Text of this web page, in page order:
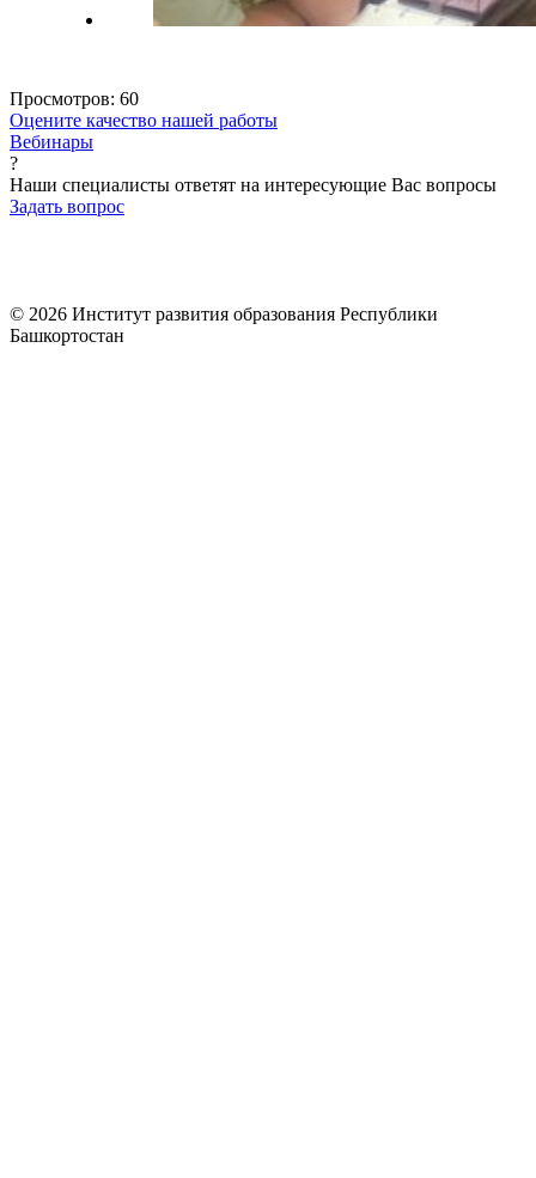
Просмотров: 60
Оцените качество нашей работы
Вебинары
?
Наши специалисты ответят на интересующие Вас вопросы
Задать вопрос
© 2026 Институт развития образования Республики
Башкортостан